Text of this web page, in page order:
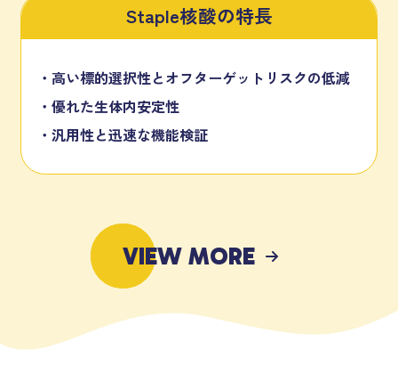
Staple核酸の特長
高い標的選択性とオフターゲットリスクの低減
優れた生体内安定性
汎用性と迅速な機能検証
VIEW MORE